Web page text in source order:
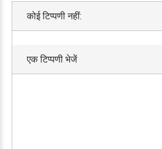
कोई टिप्पणी नहीं:
एक टिप्पणी भेजें